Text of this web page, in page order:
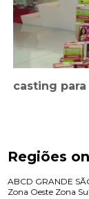
casting
Regiões
ABCD GRANDE
Zona Oeste Zona Sul